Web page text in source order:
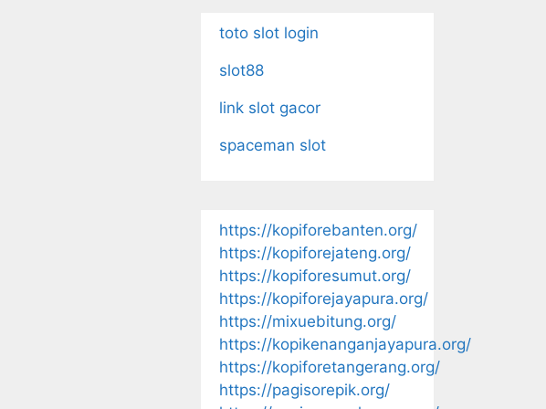
toto slot login
slot88
link slot gacor
spaceman slot
https://kopiforebanten.org/
https://kopiforejateng.org/
https://kopiforesumut.org/
https://kopiforejayapura.org/
https://mixuebitung.org/
https://kopikenanganjayapura.org/
https://kopiforetangerang.org/
https://pagisorepik.org/